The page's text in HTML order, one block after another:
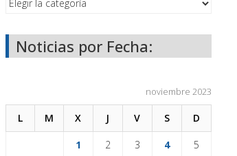
Noticias por Fecha:
noviembre 2023
L M X J V S D
1 2 3 4 5